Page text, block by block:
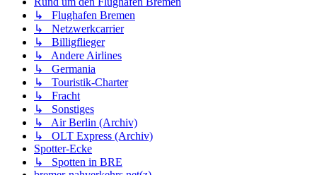
↳ Flughafen Bremen
↳ Netzwerkcarrier
↳ Billigflieger
↳ Andere Airlines
↳ Germania
↳ Touristik-Charter
↳ Fracht
↳ Sonstiges
↳ Air Berlin (Archiv)
↳ OLT Express (Archiv)
Spotter-Ecke
↳ Spotten in BRE